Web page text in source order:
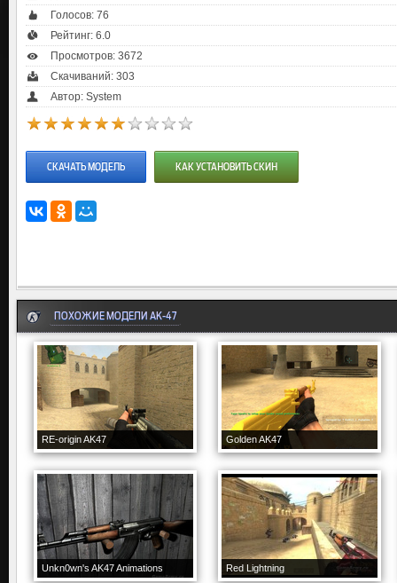
Голосов: 76
Рейтинг: 6.0
Просмотров: 3672
Скачиваний: 303
Автор: System
СКАЧАТЬ МОДЕЛЬ КАК УСТАНОВИТЬ СКИН
ПОХОЖИЕ МОДЕЛИ AK-47
RE-origin AK47 Golden AK47
Unkn0wn's AK47 Animations Red Lightning